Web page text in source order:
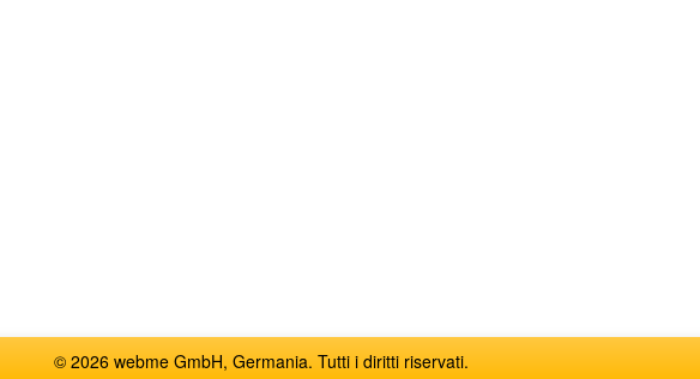
© 2026 webme GmbH, Germania. Tutti i diritti riservati.